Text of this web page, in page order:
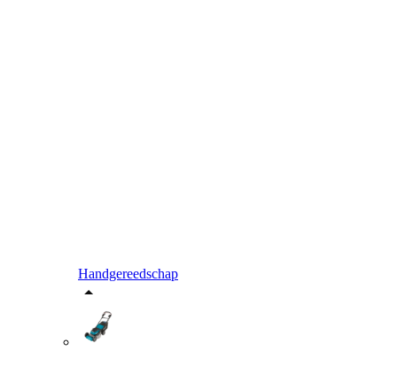
Handgereedschap